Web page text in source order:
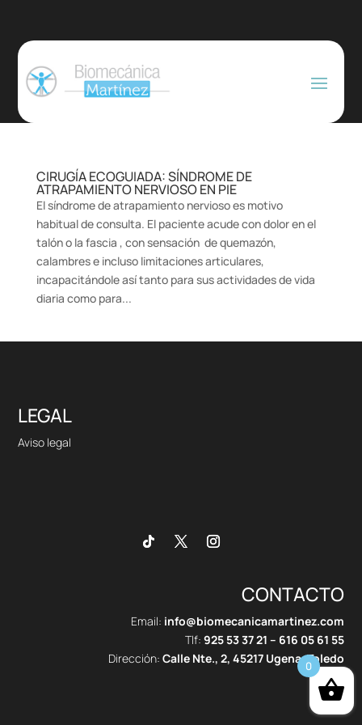
CIRUGÍA ECOGUIADA: SÍNDROME DE
ATRAPAMIENTO NERVIOSO EN PIE
El síndrome de atrapamiento nervioso es motivo
habitual de consulta. El paciente acude con dolor en el
talón o la fascia , con sensación de quemazón,
calambres e incluso limitaciones articulares,
incapacitándole así tanto para sus actividades de vida
diaria como para...
LEGAL
Aviso legal
CONTACTO
Email: info@biomecanicamartinez.com
Tlf: 925 53 37 21 – 616 05 61 55
Dirección: Calle Nte., 2, 45217 Ugena, Toledo
0